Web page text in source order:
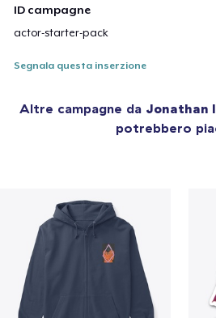
ID campagne
actor-starter-pack
Segnala questa inserzione
Altre campagne da Jonathan
potrebbero